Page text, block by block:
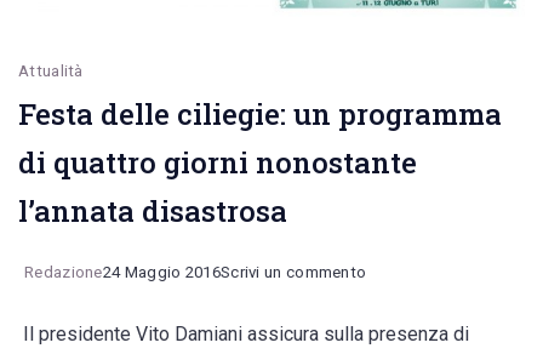
Attualità
Festa delle ciliegie: un programma
di quattro giorni nonostante
l’annata disastrosa
Redazione24 Maggio 2016Scrivi un commento
delle
Il presidente Vito Damiani assicura sulla presenza di